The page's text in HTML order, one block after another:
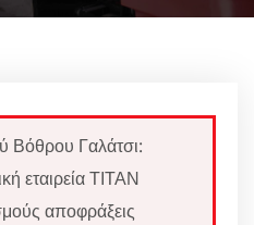
Βόθρου Γαλάτσι:
εταιρεία ΤΙΤΑΝ
αποφράξεις